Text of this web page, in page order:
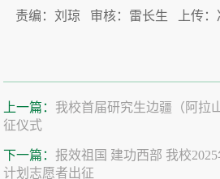
责编：刘琼 审核：雷长生 上传：
上一篇： 我校首届研究生边疆（阿拉
征仪式
下一篇：报效祖国 建功西部 我校
计划志愿者出征